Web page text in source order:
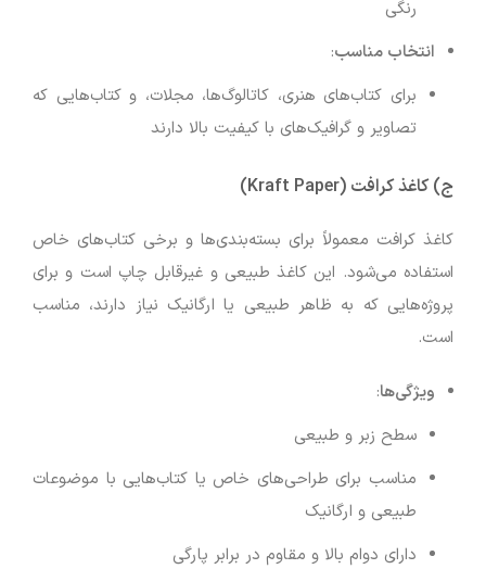
رنگی
انتخاب مناسب:
برای کتاب‌های هنری، کاتالوگ‌ها، مجلات، و کتاب‌هایی که
تصاویر و گرافیک‌های با کیفیت بالا دارند
ج)کاغذ کرافت (Kraft Paper)
کاغذ کرافت معمولاً برای بسته‌بندی‌ها و برخی کتاب‌های خاص
استفاده می‌شود. این کاغذ طبیعی و غیرقابل چاپ است و برای
پروژه‌هایی که به ظاهر طبیعی یا ارگانیک نیاز دارند، مناسب
است.
ویژگی‌ها:
سطح زبر و طبیعی
مناسب برای طراحی‌های خاص یا کتاب‌هایی با موضوعات
طبیعی و ارگانیک
دارای دوام بالا و مقاوم در برابر پارگی